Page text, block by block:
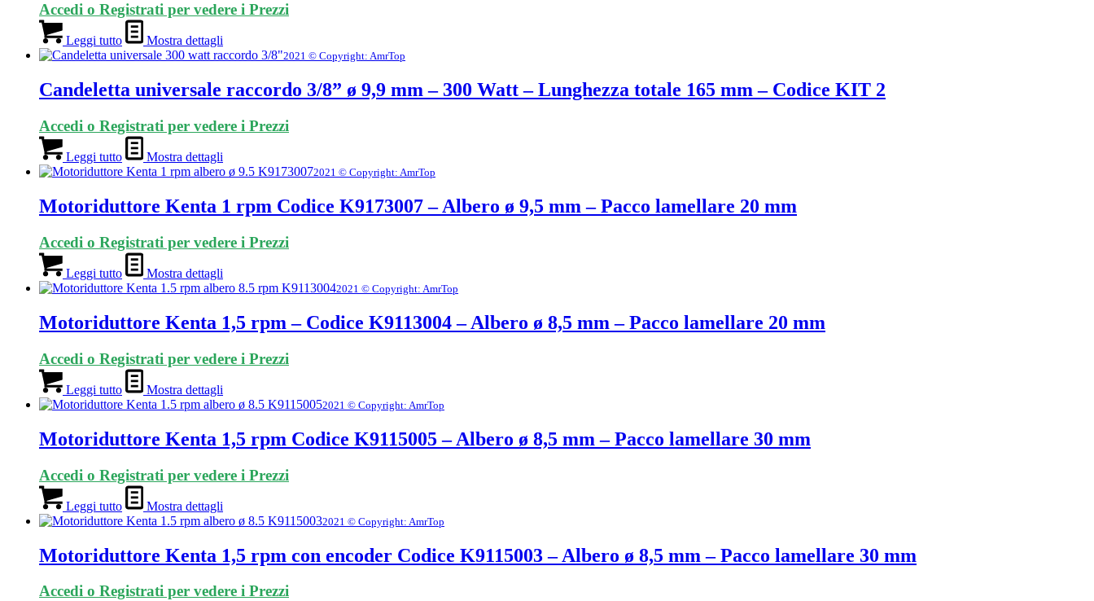
Accedi o Registrati per vedere i Prezzi
Leggi tutto Mostra dettagli
2021 © Copyright: AmrTop
Candeletta universale raccordo 3/8” ø 9,9 mm – 300 Watt – Lunghezza totale 165 mm – Codice KIT 2
Accedi o Registrati per vedere i Prezzi
Leggi tutto Mostra dettagli
2021 © Copyright: AmrTop
Motoriduttore Kenta 1 rpm Codice K9173007 – Albero ø 9,5 mm – Pacco lamellare 20 mm
Accedi o Registrati per vedere i Prezzi
Leggi tutto Mostra dettagli
2021 © Copyright: AmrTop
Motoriduttore Kenta 1,5 rpm – Codice K9113004 – Albero ø 8,5 mm – Pacco lamellare 20 mm
Accedi o Registrati per vedere i Prezzi
Leggi tutto Mostra dettagli
2021 © Copyright: AmrTop
Motoriduttore Kenta 1,5 rpm Codice K9115005 – Albero ø 8,5 mm – Pacco lamellare 30 mm
Accedi o Registrati per vedere i Prezzi
Leggi tutto Mostra dettagli
2021 © Copyright: AmrTop
Motoriduttore Kenta 1,5 rpm con encoder Codice K9115003 – Albero ø 8,5 mm – Pacco lamellare 30 mm
Accedi o Registrati per vedere i Prezzi